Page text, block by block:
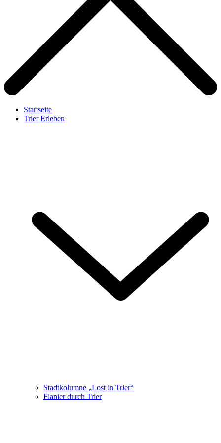
Startseite
Trier Erleben
Stadtkolumne „Lost in Trier“
Flanier durch Trier